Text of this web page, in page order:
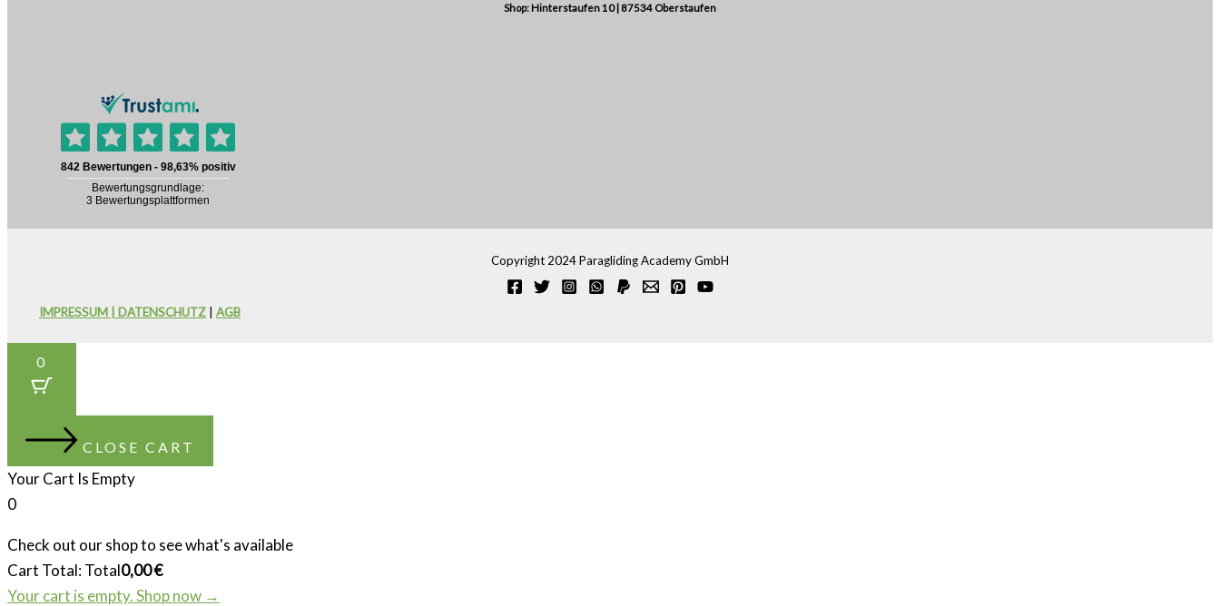
Shop: Hinterstaufen 10 | 87534 Oberstaufen
Copyright 2024 Paragliding Academy GmbH
IMPRESSUM | DATENSCHUTZ AGB
0
CLOSE CART
Your Cart Is Empty
0
Check out our shop to see what's available
Cart Total:Total0,00€
Your cart is empty. Shop now →